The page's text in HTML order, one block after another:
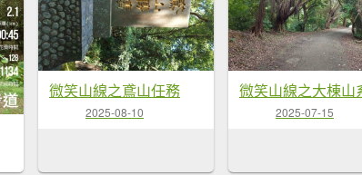
微笑山線之鳶山任務
2025-08-10
微笑山線之大棟山
2025-07-15